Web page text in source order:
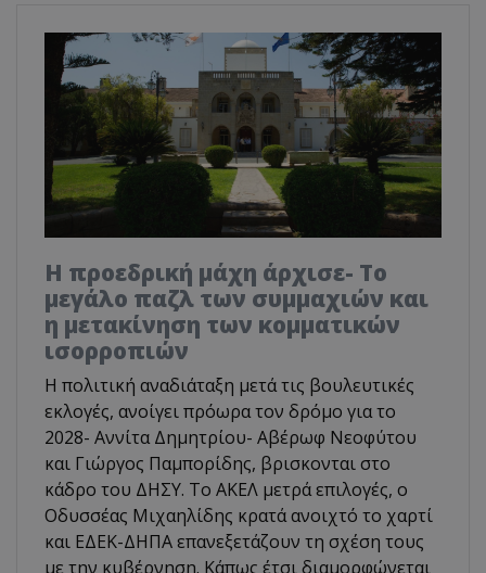
Η προεδρική μάχη άρχισε- Το
μεγάλο παζλ των συμμαχιών και
η μετακίνηση των κομματικών
ισορροπιών
Η πολιτική αναδιάταξη μετά τις βουλευτικές
εκλογές, ανοίγει πρόωρα τον δρόμο για το
2028- Αννίτα Δημητρίου- Αβέρωφ Νεοφύτου
και Γιώργος Παμπορίδης, βρισκονται στο
κάδρο του ΔΗΣΥ. Το ΑΚΕΛ μετρά επιλογές, ο
Οδυσσέας Μιχαηλίδης κρατά ανοιχτό το χαρτί
και ΕΔΕΚ-ΔΗΠΑ επανεξετάζουν τη σχέση τους
με την κυβέρνηση. Κάπως έτσι διαμορφώνεται